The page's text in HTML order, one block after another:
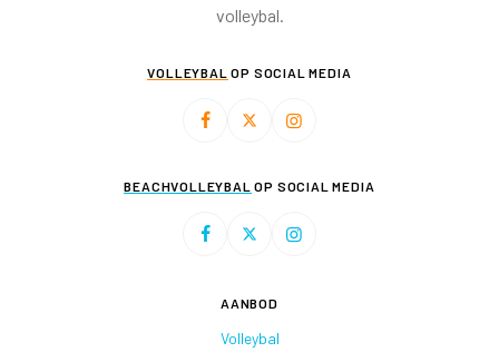
volleybal.
VOLLEYBAL OP SOCIAL MEDIA
BEACHVOLLEYBAL OP SOCIAL MEDIA
AANBOD
Volleybal